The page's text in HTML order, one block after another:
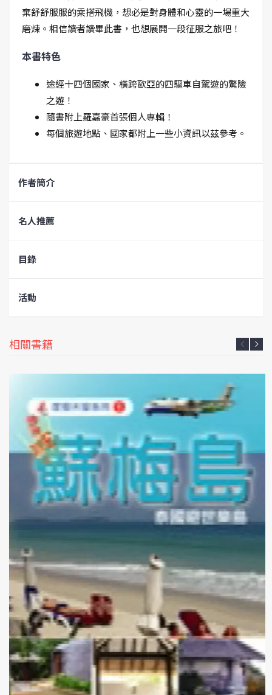
棄舒舒服服的乘搭飛機，想必是對身體和心靈的一場重大
磨煉。相信讀者讀畢此書，也想展開一段征服之旅吧！
本書特色
途經十四個國家、橫跨歐亞的四驅車自駕遊的驚險
之遊！
隨書附上羅嘉豪首張個人專輯！
每個旅遊地點、國家都附上一些小資訊以茲參考。
作者簡介
名人推薦
目錄
活動
相關書籍